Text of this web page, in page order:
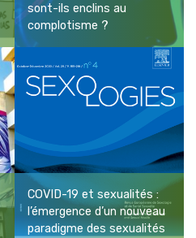
sont-ils enclins au
complotisme ?
COVID-19 et sexualités :
l’émergence d’un nouveau
paradigme des sexualités